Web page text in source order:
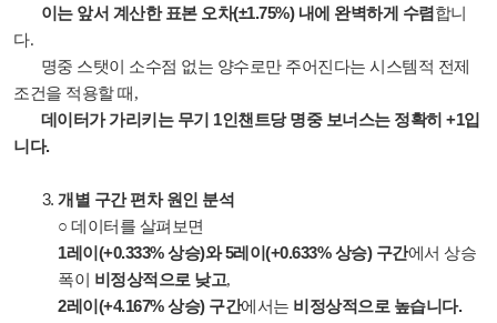
이는 앞서 계산한 표본 오차(±1.75%) 내에 완벽하게 수렴합니
다.
명중 스탯이 소수점 없는 양수로만 주어진다는 시스템적 전제
조건을 적용할 때,
데이터가 가리키는 무기 1인챈트당 명중 보너스는 정확히 +1입
니다.
개별 구간 편차 원인 분석
○ 데이터를 살펴보면
1레이(+0.333% 상승)와 5레이(+0.633% 상승) 구간에서 상승
폭이 비정상적으로 낮고,
2레이(+4.167% 상승) 구간에서는 비정상적으로 높습니다.